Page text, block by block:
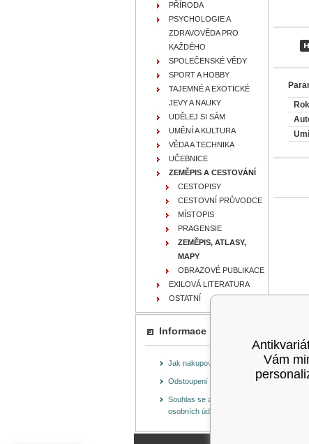
PŘÍRODA
PSYCHOLOGIE A
ZDRAVOVĚDA PRO
KAŽDÉHO
SPOLEČENSKÉ VĚDY
SPORT A HOBBY
TAJEMNÉ A EXOTICKÉ
JEVY A NAUKY
UDĚLEJ SI SÁM
UMĚNÍ A KULTURA
VĚDA A TECHNIKA
UČEBNICE
ZEMĚPIS A CESTOVÁNÍ
CESTOPISY
CESTOVNÍ PRŮVODCE
MÍSTOPIS
PRAGENSIE
ZEMĚPIS, ATLASY,
MAPY
OBRAZOVÉ PUBLIKACE
EXILOVÁ LITERATURA
OSTATNÍ
Informace
Jak nakupovat
Odstoupení od smlouvy
Souhlas se zpracováním
osobních údajů (GDPR)
Vám